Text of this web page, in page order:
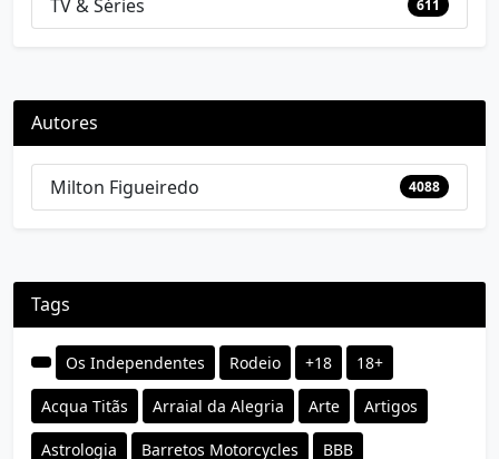
TV & Séries 611
Autores
Milton Figueiredo 4088
Tags
Os Independentes Rodeio +18 18+
Acqua Titãs Arraial da Alegria Arte Artigos
Astrologia Barretos Motorcycles BBB